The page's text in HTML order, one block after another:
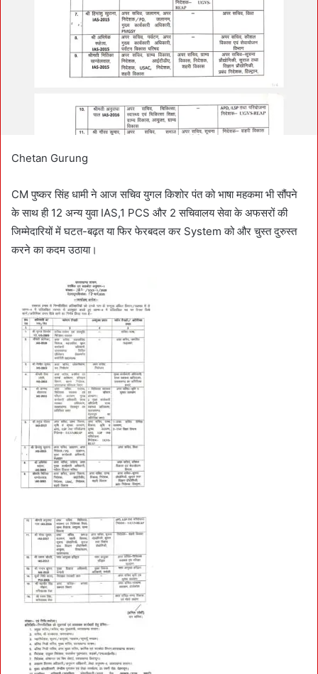
m
a
i
l
Chetan Gurung
CM पुष्कर सिंह धामी ने आज सचिव युगल किशोर पंत को भाषा महकमा भी सौंपने
के साथ ही 12 अन्य युवा IAS,1 PCS और 2 सचिवालय सेवा के अफसरों की
जिम्मेदारियों में घटत-बढ़त या फिर फेरबदल कर System को और चुस्त दुरुस्त
करने का कदम उठाया।